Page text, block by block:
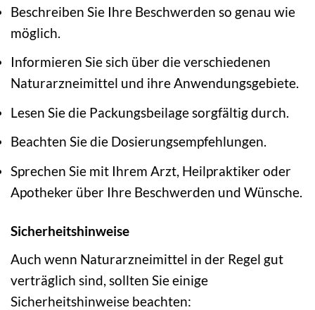
Beschreiben Sie Ihre Beschwerden so genau wie
möglich.
Informieren Sie sich über die verschiedenen
Naturarzneimittel und ihre Anwendungsgebiete.
Lesen Sie die Packungsbeilage sorgfältig durch.
Beachten Sie die Dosierungsempfehlungen.
Sprechen Sie mit Ihrem Arzt, Heilpraktiker oder
Apotheker über Ihre Beschwerden und Wünsche.
Sicherheitshinweise
Auch wenn Naturarzneimittel in der Regel gut
verträglich sind, sollten Sie einige
Sicherheitshinweise beachten: